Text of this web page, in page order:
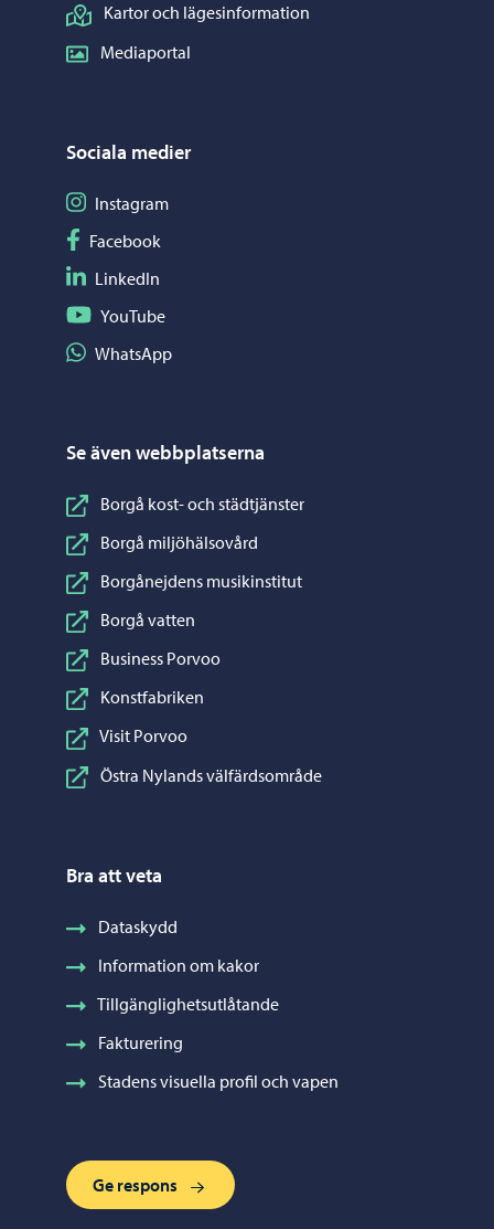
Kartor och lägesinformation
Mediaportal
Sociala medier
Följ på Instagram
Instagram
Följ på Facebook
Facebook
Följ på LinkedIn
LinkedIn
Följ på YouTube
YouTube
Dela på WhatsApp
WhatsApp
Se även webbplatserna
Borgå kost- och städtjänster
Borgå miljöhälsovård
Borgånejdens musikinstitut
Borgå vatten
Business Porvoo
Konstfabriken
Visit Porvoo
Östra Nylands välfärdsområde
Bra att veta
Dataskydd
Information om kakor
Tillgänglighetsutlåtande
Fakturering
Stadens visuella profil och vapen
Ge respons